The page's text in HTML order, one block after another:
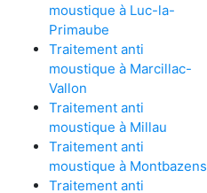
moustique à Luc-la-
Primaube
Traitement anti
moustique à Marcillac-
Vallon
Traitement anti
moustique à Millau
Traitement anti
moustique à Montbazens
Traitement anti